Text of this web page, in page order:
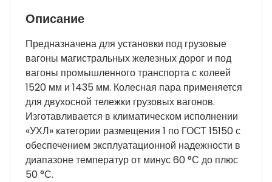
Описание
Предназначена для установки под грузовые
вагоны магистральных железных дорог и под
вагоны промышленного транспорта с колеей
1520 мм и 1435 мм. Колесная пара применяется
для двухосной тележки грузовых вагонов.
Изготавливается в климатическом исполнении
«УХЛ» категории размещения 1 по ГОСТ 15150 с
обеспечением эксплуатационной надежности в
диапазоне температур от минус 60 °С до плюс
50 °С.